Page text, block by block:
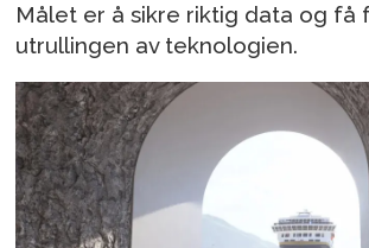
Målet er å sikre riktig data og få
utrullingen av teknologien.